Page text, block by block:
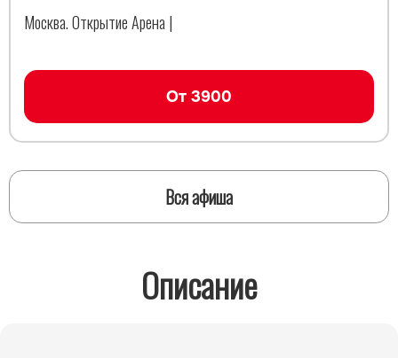
Москва. Открытие Арена |
От 3900
Вся афиша
Описание